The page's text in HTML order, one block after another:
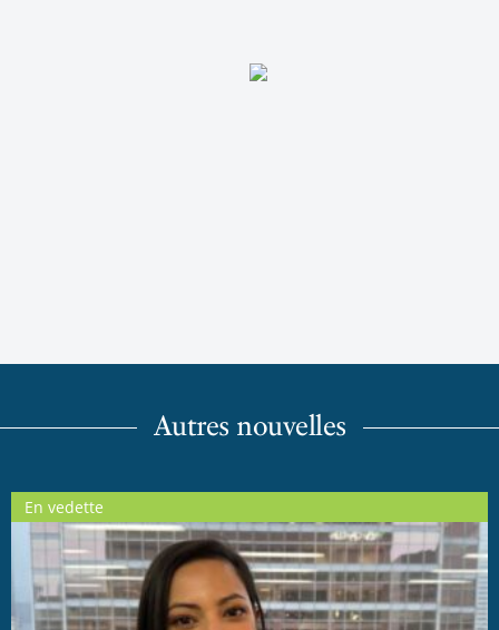
Autres nouvelles
En vedette